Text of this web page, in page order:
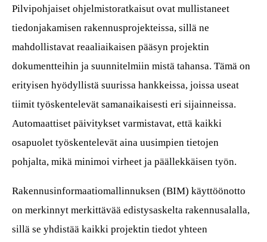
Pilvipohjaiset ohjelmistoratkaisut ovat mullistaneet
tiedonjakamisen rakennusprojekteissa, sillä ne
mahdollistavat reaaliaikaisen pääsyn projektin
dokumentteihin ja suunnitelmiin mistä tahansa. Tämä on
erityisen hyödyllistä suurissa hankkeissa, joissa useat
tiimit työskentelevät samanaikaisesti eri sijainneissa.
Automaattiset päivitykset varmistavat, että kaikki
osapuolet työskentelevät aina uusimpien tietojen
pohjalta, mikä minimoi virheet ja päällekkäisen työn.
Rakennusinformaatiomallinnuksen (BIM) käyttöönotto
on merkinnyt merkittävää edistysaskelta rakennusalalla,
sillä se yhdistää kaikki projektin tiedot yhteen